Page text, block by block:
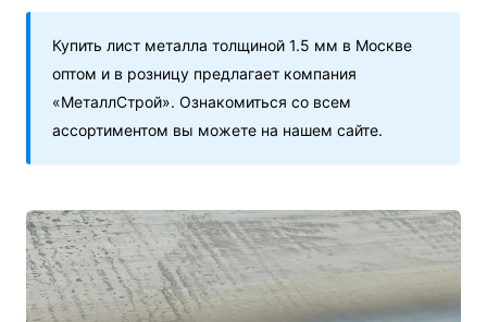
Купить лист металла толщиной 1.5 мм в Москве
оптом и в розницу предлагает компания
«МеталлСтрой». Ознакомиться со всем
ассортиментом вы можете на нашем сайте.